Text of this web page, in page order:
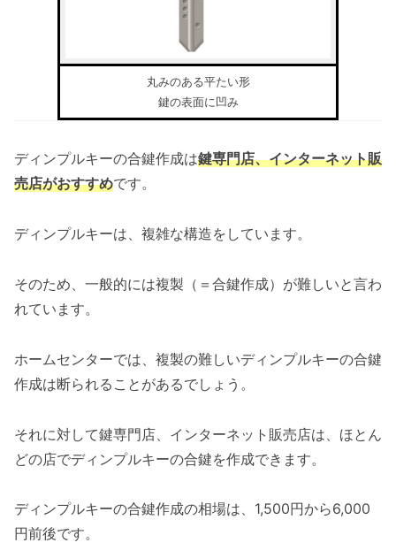
丸みのある平たい形
鍵の表面に凹み
ディンプルキーの合鍵作成は鍵専門店、インターネット販
売店がおすすめです。
ディンプルキーは、複雑な構造をしています。
そのため、一般的には複製（＝合鍵作成）が難しいと言わ
れています。
ホームセンターでは、複製の難しいディンプルキーの合鍵
作成は断られることがあるでしょう。
それに対して鍵専門店、インターネット販売店は、ほとん
どの店でディンプルキーの合鍵を作成できます。
ディンプルキーの合鍵作成の相場は、1,500円から6,000
円前後です。